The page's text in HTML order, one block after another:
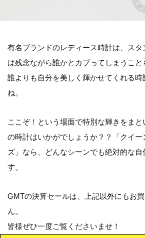
有名ブランドのレディース時計は、ス
は残念ながら誰かとカブってしまうこと
誰よりも自分を美しく輝かせてくれる時
ね。
ここぞ！という場面で特別な輝きをま
の時計はいかがでしょうか？？「クイ
ズ」なら、どんなシーンでも絶対的な自
す。
GMTの決算セールは、上記以外にもお
ん。
皆様ぜひ一度ご覧くださいませ！